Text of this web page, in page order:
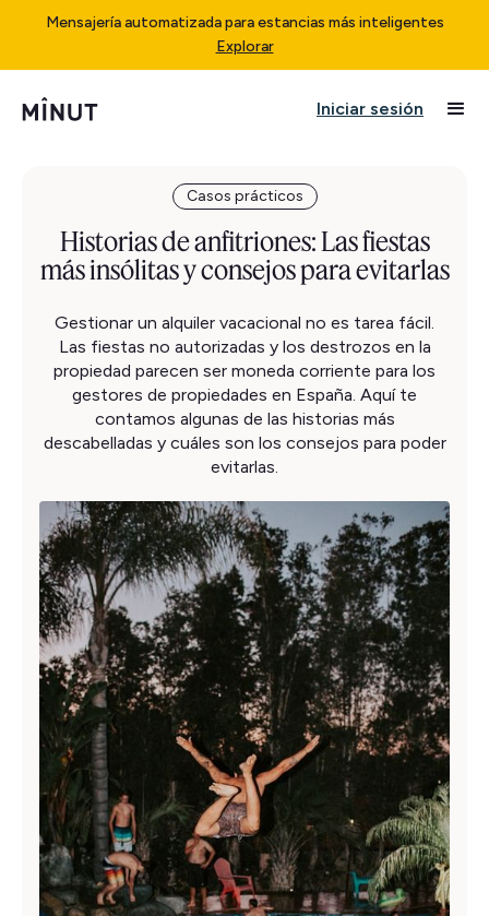
Mensajería automatizada para estancias más inteligentes
Explorar
Iniciar sesión
Casos prácticos
Historias de anfitriones: Las fiestas
más insólitas y consejos para evitarlas
Gestionar un alquiler vacacional no es tarea fácil.
Las fiestas no autorizadas y los destrozos en la
propiedad parecen ser moneda corriente para los
gestores de propiedades en España. Aquí te
contamos algunas de las historias más
descabelladas y cuáles son los consejos para poder
evitarlas.